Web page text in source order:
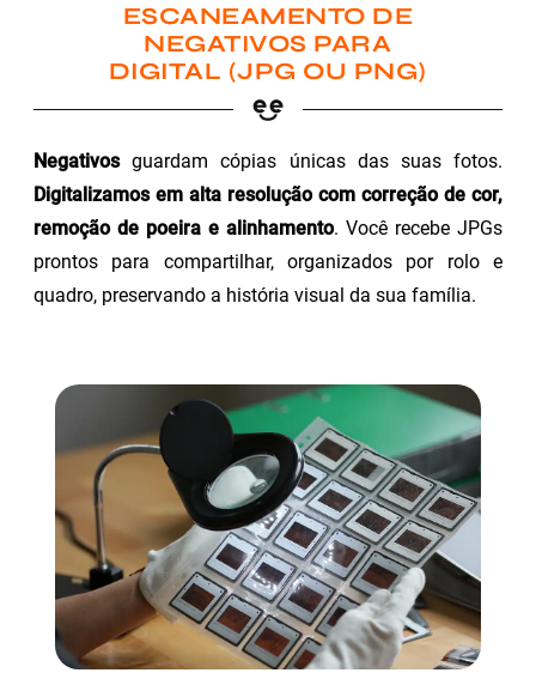
ESCANEAMENTO DE
NEGATIVOS PARA
DIGITAL (JPG OU PNG)
Negativosguardam cópias únicas das suas fotos.
Digitalizamos em alta resolução com correção de cor,
remoção de poeira e alinhamento. Você recebe JPGs
prontos para compartilhar, organizados por rolo e
quadro, preservando a história visual da sua família.